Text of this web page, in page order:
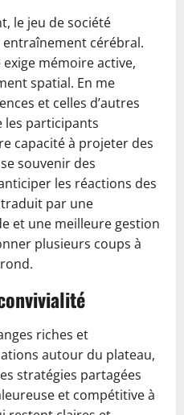
le jeu de société
cérébral.
mémoire active,
spatial. En me
et celles d’autres
les participants
capacité à projeter des
souvenir des
les réactions des
par une
et une meilleure gestion
plusieurs coups à
riches et
autour du plateau,
stratégies partagées
et compétitive à